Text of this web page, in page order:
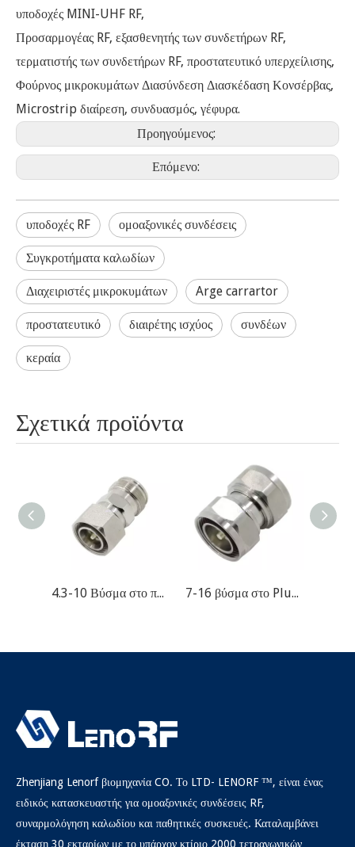
υποδοχές MINI-UHF RF,
Προσαρμογέας RF, εξασθενητής των συνδετήρων RF,
τερματιστής των συνδετήρων RF, προστατευτικό υπερχείλισης,
Φούρνος μικροκυμάτων Διασύνδεση Διασκέδαση Κονσέρβας,
Microstrip διαίρεση, συνδυασμός, γέφυρα.
Προηγούμενος:
Επόμενο:
υποδοχές RF ομοαξονικές συνδέσεις
Συγκροτήματα καλωδίων
Διαχειριστές μικροκυμάτων Arge carrartor
προστατευτικό διαιρέτης ισχύος συνδέων
κεραία
Σχετικά προϊόντα
4.3-10 Βύσμα στο προσαρμογέα RF Jack RF 7-16 βύσμα στο Plug RF προσαρμογέα
Zhenjiang Lenorf βιομηχανία CO. Το LTD- LENORF ™, είναι ένας
ειδικός κατασκευαστής για ομοαξονικές συνδέσεις RF,
συναρμολόγηση καλωδίου και παθητικές συσκευές. Καταλαμβάνει
έκταση 30 εκταρίων με το υπάρχον κτίριο 2000 τετραγωνικών